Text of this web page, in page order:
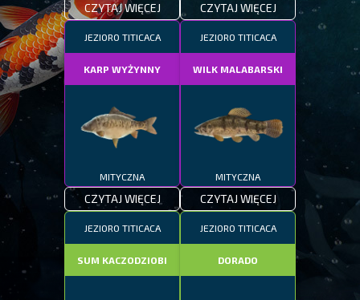
CZYTAJ WIĘCEJ CZYTAJ WIĘCEJ
JEZIORO TITICACA
KARP WYŻYNNY
MITYCZNA
CZYTAJ WIĘCEJ
JEZIORO TITICACA
WILK MALABARSKI
MITYCZNA
CZYTAJ WIĘCEJ
JEZIORO TITICACA
SUM KACZODZIOBI
JEZIORO TITICACA
DORADO